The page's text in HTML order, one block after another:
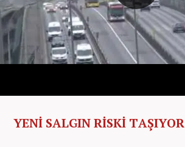
YENİ SALGIN RİSKİ TAŞIYOR